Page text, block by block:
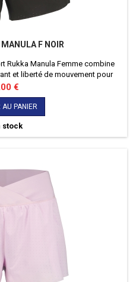
F NOIR
Rukka Manula Femme combine
et liberté de mouvement pour
activités.
€
PANIER
stock